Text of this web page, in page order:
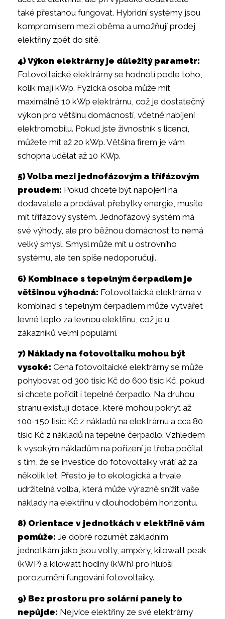
také přestanou fungovat. Hybridní systémy jsou
kompromisem mezi oběma a umožňují prodej
elektřiny zpět do sítě.
4) Výkon elektrárny je důležitý parametr:
Fotovoltaické elektrárny se hodnotí podle toho,
kolik mají kWp. Fyzická osoba může mít
maximálně 10 kWp elektrárnu, což je dostatečný
výkon pro většinu domácností, včetně nabíjení
elektromobilu. Pokud jste živnostník s licencí,
můžete mít až 20 kWp. Většina firem je vám
schopna udělat až 10 KWp.
5) Volba mezi jednofázovým a třífázovým
proudem: Pokud chcete být napojeni na
dodavatele a prodávat přebytky energie, musíte
mít třífázový systém. Jednofázový systém má
své výhody, ale pro běžnou domácnost to nemá
velký smysl. Smysl může mít u ostrovního
systému, ale ten spíše nedoporučuji.
6) Kombinace s tepelným čerpadlem je
většinou výhodná: Fotovoltaická elektrárna v
kombinaci s tepelným čerpadlem může vytvářet
levné teplo za levnou elektřinu, což je u
zákazníků velmi populární.
7) Náklady na fotovoltaiku mohou být
vysoké: Cena fotovoltaické elektrárny se může
pohybovat od 300 tisíc Kč do 600 tisíc Kč, pokud
si chcete pořídit i tepelné čerpadlo. Na druhou
stranu existují dotace, které mohou pokrýt až
100-150 tisíc Kč z nákladů na elektrárnu a cca 80
tisíc Kč z nákladů na tepelné čerpadlo. Vzhledem
k vysokým nákladům na pořízení je třeba počítat
s tím, že se investice do fotovoltaiky vrátí až za
několik let. Přesto je to ekologická a trvale
udržitelná volba, která může výrazně snížit vaše
náklady na elektřinu v dlouhodobém horizontu.
8) Orientace v jednotkách v elektřině vám
pomůže: Je dobré rozumět základním
jednotkám jako jsou volty, ampéry, kilowatt peak
(kWP) a kilowatt hodiny (kWh) pro hlubší
porozumění fungování fotovoltaiky.
9) Bez prostoru pro solární panely to
nepůjde: Nejvíce elektřiny ze své elektrárny